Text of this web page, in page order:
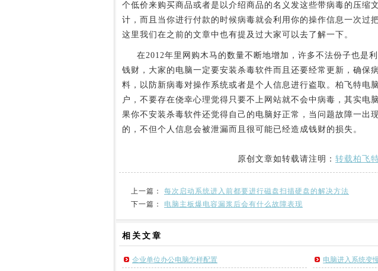
个低价来购买商品或者是以介绍商品的名义发这些带病毒的压缩
计，而且当你进行付款的时候病毒就会利用你的操作信息一次过
这里我们在之前的文章中也有提及过大家可以去了解一下。
在2012年里网购木马的数量不断地增加，许多不法份子也是
钱财，大家的电脑一定要安装杀毒软件而且还要经常更新，确保
料，以防新病毒对操作系统或者是个人信息进行盗取。柏飞特电
户，不要存在侥幸心理觉得只要不上网站就不会中病毒，其实电
果你不安装杀毒软件还觉得自己的电脑好正常，当问题故障一出
的，不但个人信息会被泄漏而且很可能已经造成钱财的损失。
原创文章如转载请注明： 转载柏飞
上一篇： 每次启动系统进入前都要进行磁盘扫描硬盘的解决方法
下一篇： 电脑主板爆电容漏浆后会有什么故障表现
相关 文章
企业单位办公电脑怎样配置 电脑进入系统变